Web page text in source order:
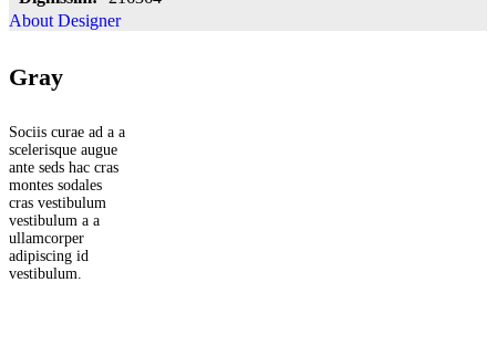
About Designer
Gray
Sociis curae ad a a
scelerisque augue
ante seds hac cras
montes sodales
cras vestibulum
vestibulum a a
ullamcorper
adipiscing id
vestibulum.